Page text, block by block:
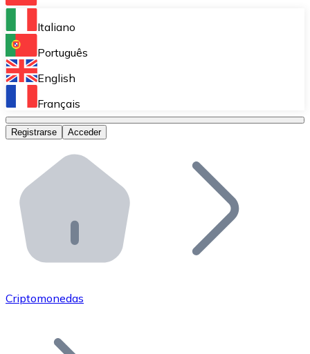
Bitnovo Ramp
Integra nuestra solución en tu plataforma.
Bitnovo Giftcards
Bitnovo OTC
Bitnovo ATM
Integra un ATM Bitnovo en tu negocio y permite que
Bitnovo API
Integra nuestra API en tu ecosistema.
Únete a nuestra red de distribuidores.
Añade tu proyecto a nuestro ecosistema.
Italiano
Português
English
Français
Registrarse Acceder
Criptomonedas